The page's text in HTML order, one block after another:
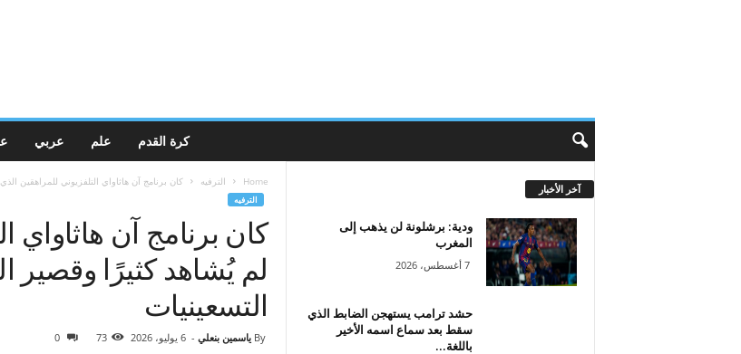
عربي علم كرة القدم
Home الترفيه كان برنامج آن هاثاواي التلفزيوني للمراهقين
الترفيه
كان برنامج آن هاثاواي
لم يُشاهد كثيرًا وقصير
التسعينيات
By ياسمين بنعلي - 6 يوليو، 2026 73
0
آخر الأخبار
ودية: برشلونة لن يذهب إلى
المغرب
7 أغسطس، 2026
حشد ترامب يستهجن الضابط الذي
سقط بعد سماع اسمه الأخير
باللغة...